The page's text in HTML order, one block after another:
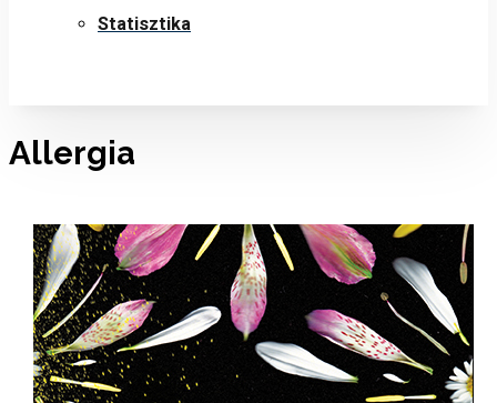
Statisztika
Allergia